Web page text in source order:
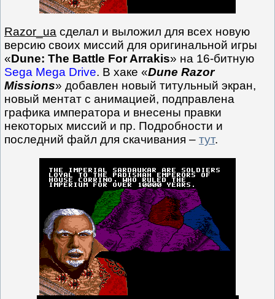
Razor_ua сделал и выложил для всех новую
версию своих миссий для оригинальной игры
«Dune: The Battle For Arrakis» на 16-битную
Sega Mega Drive. В хаке «Dune Razor
Missions» добавлен новый титульный экран,
новый ментат с анимацией, подправлена
графика императора и внесены правки
некоторых миссий и пр. Подробности и
последний файл для скачивания – тут.